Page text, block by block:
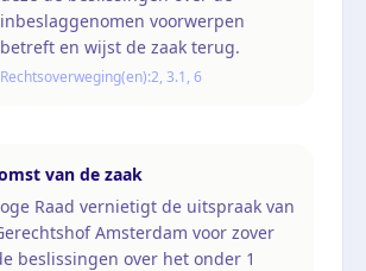
inbeslaggenomen voorwerpen
betreft en wijst de zaak terug.
Rechtsoverweging(en):2, 3.1, 6
van de zaak
Raad vernietigt de uitspraak van
Amsterdam voor zover
beslissingen over het onder 1